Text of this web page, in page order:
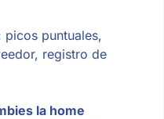
picos puntuales,
registro de
la home